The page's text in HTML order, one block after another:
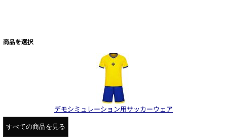
商品を選択
デモシミュレーション用サッカーウェア
すべての商品を見る